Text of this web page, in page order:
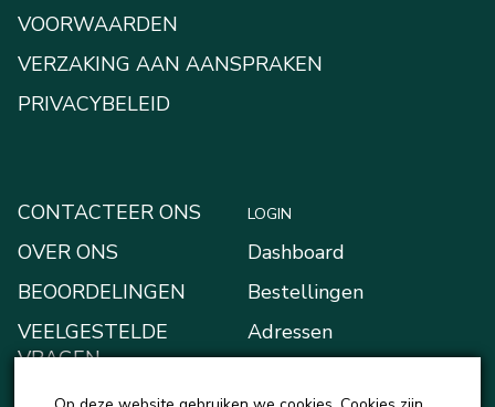
VOORWAARDEN
VERZAKING AAN AANSPRAKEN
PRIVACYBELEID
CONTACTEER ONS
OVER ONS
BEOORDELINGEN
VEELGESTELDE
VRAGEN
BLOGGEN
LOGIN
Dashboard
Bestellingen
Adressen